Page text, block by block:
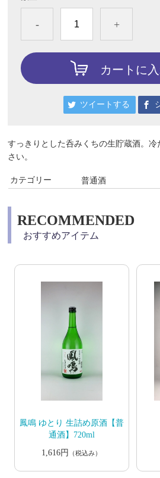
- +
カートに
ツイートする
すっきりとした呑みくちの生貯蔵酒。
さい。
カテゴリー 普通酒
RECOMMENDED
おすすめアイテム
鳳鳴 ゆとり 生詰め原酒【普
通酒】720ml
1,616円
（税込み）